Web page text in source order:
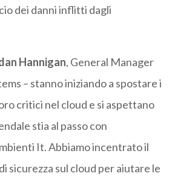
dei danni inflitti dagli
Hannigan, General Manager
– stanno iniziando a spostare i
critici nel cloud e si aspettano
stia al passo con
It. Abbiamo incentrato il
sicurezza sul cloud per aiutare le